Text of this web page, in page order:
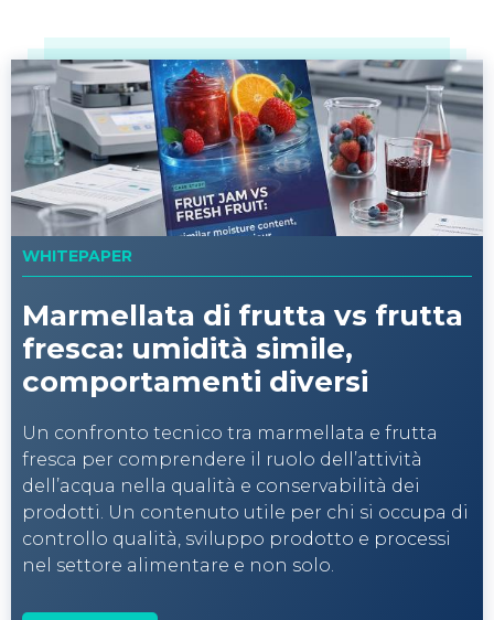
WHITEPAPER
Marmellata di frutta vs frutta
fresca: umidità simile,
comportamenti diversi
Un confronto tecnico tra marmellata e frutta
fresca per comprendere il ruolo dell’attività
dell’acqua nella qualità e conservabilità dei
prodotti. Un contenuto utile per chi si occupa di
controllo qualità, sviluppo prodotto e processi
nel settore alimentare e non solo.